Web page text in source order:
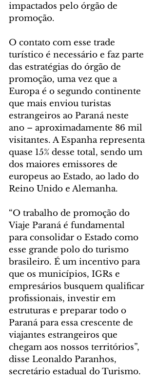
impactados pelo órgão de
promoção.
O contato com esse trade
turístico é necessário e faz parte
das estratégias do órgão de
promoção, uma vez que a
Europa é o segundo continente
que mais enviou turistas
estrangeiros ao Paraná neste
ano – aproximadamente 86 mil
visitantes. A Espanha representa
quase 15% desse total, sendo um
dos maiores emissores de
europeus ao Estado, ao lado do
Reino Unido e Alemanha.
“O trabalho de promoção do
Viaje Paraná é fundamental
para consolidar o Estado como
esse grande polo do turismo
brasileiro. É um incentivo para
que os municípios, IGRs e
empresários busquem qualificar
profissionais, investir em
estruturas e preparar todo o
Paraná para essa crescente de
viajantes estrangeiros que
chegam aos nossos territórios”,
disse Leonaldo Paranhos,
secretário estadual do Turismo.